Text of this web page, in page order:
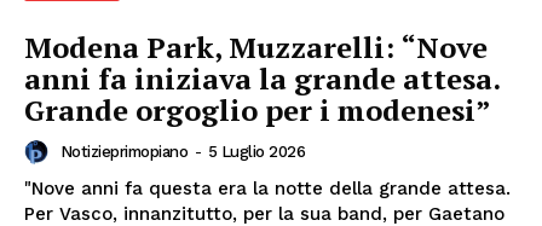
Modena Park, Muzzarelli: “Nove
anni fa iniziava la grande attesa.
Grande orgoglio per i modenesi”
Notizieprimopiano - 5 Luglio 2026
"Nove anni fa questa era la notte della grande attesa.
Per Vasco, innanzitutto, per la sua band, per Gaetano